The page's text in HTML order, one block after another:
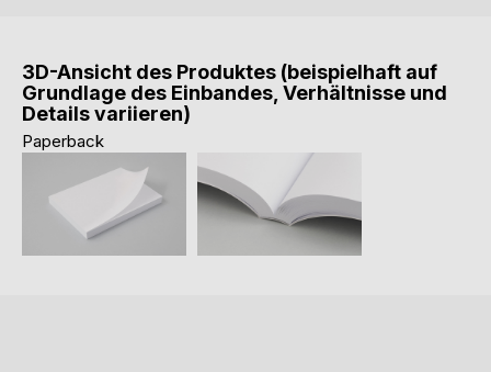
3D-Ansicht des Produktes (beispielhaft auf
Grundlage des Einbandes, Verhältnisse und
Details variieren)
Paperback